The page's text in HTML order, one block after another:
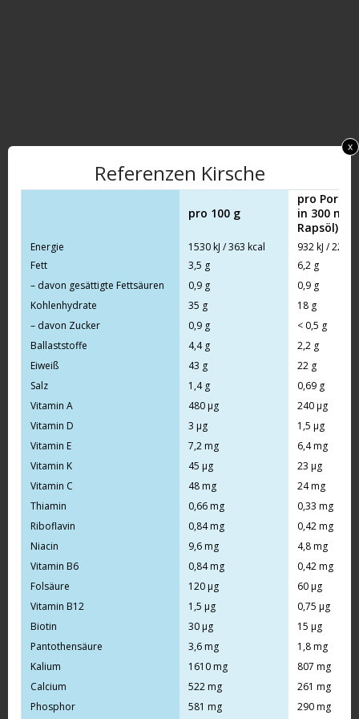
Referenzen Kirsche
pro 100 g
pro
in 300 ml
Rapsöl)
Energie
Fett
1530 kJ / 363 kcal
3,5 g
932 kJ / 221
6,2 g
– davon gesättigte Fettsäuren
0,9 g
0,9 g
Kohlenhydrate
35 g
18 g
– davon Zucker
0,9 g
< 0,5 g
Ballaststoffe
4,4 g
2,2 g
Eiweiß
43 g
22 g
Salz
1,4 g
0,69 g
Vitamin A
480 µg
240 µg
Vitamin D
3 µg
1,5 µg
Vitamin E
7,2 mg
6,4 mg
Vitamin K
45 µg
23 µg
Vitamin C
48 mg
24 mg
Thiamin
0,66 mg
0,33 mg
Riboflavin
0,84 mg
0,42 mg
Niacin
9,6 mg
4,8 mg
Vitamin B6
0,84 mg
0,42 mg
Folsäure
120 µg
60 µg
Vitamin B12
1,5 µg
0,75 µg
Biotin
30 µg
15 µg
Pantothensäure
3,6 mg
1,8 mg
Kalium
1610 mg
807 mg
Calcium
522 mg
261 mg
Phosphor
581 mg 290 mg
x